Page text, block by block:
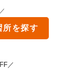
所を探す
／